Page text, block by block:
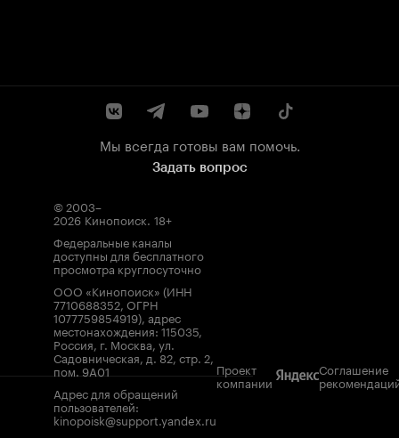
Мы всегда готовы вам помочь.
Задать вопрос
© 2003–
2026 Кинопоиск. 18+
Федеральные каналы
доступны для бесплатного
просмотра круглосуточно
ООО «Кинопоиск» (ИНН
7710688352, ОГРН
1077759854919), адрес
местонахождения: 115035,
Россия, г. Москва, ул.
Садовническая, д. 82, стр. 2,
пом. 9А01
Адрес для обращений
пользователей:
kinopoisk@support.yandex.ru
Проект
компании
Соглашение